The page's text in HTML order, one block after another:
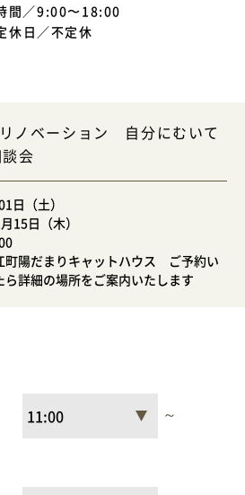
お問い合わせ
間
9:00〜18:00
休日
不定休
ノベーション 自分にむいて
会
日（土）
15日（木）
町陽だまりキャットハウス ご予約い
ら詳細の場所をご案内いたします
～